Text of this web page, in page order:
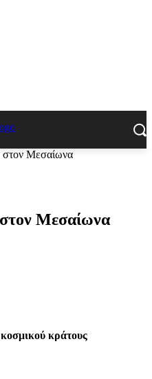
στον Μεσαίωνα
Μεσαίωνα
κράτους